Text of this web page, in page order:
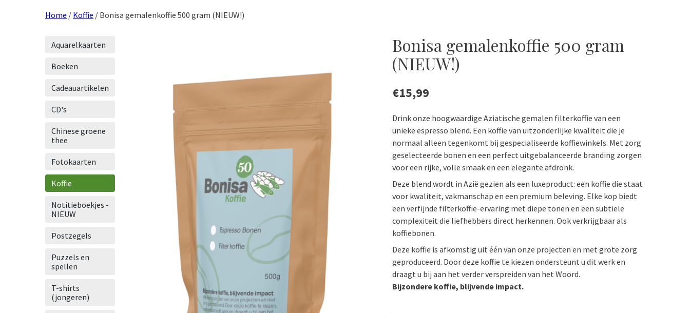
Home / Koffie / Bonisa gemalenkoffie 500 gram (NIEUW!)
Aquarelkaarten
Boeken
Cadeauartikelen
CD's
Chinese groene
thee
Fotokaarten
Koffie
Notitieboekjes -
NIEUW
Postzegels
Puzzels en
spellen
T-shirts
(jongeren)
Bonisa gemalenkoffie 500 gram
(NIEUW!)
€15,99
Drink onze hoogwaardige Aziatische gemalen filterkoffie van een
unieke espresso blend. Een koffie van uitzonderlijke kwaliteit die je
normaal alleen tegenkomt bij gespecialiseerde koffiewinkels. Met zorg
geselecteerde bonen en een perfect uitgebalanceerde branding zorgen
voor een rijke, volle smaak en een elegante afdronk.
Deze blend wordt in Azië gezien als een luxeproduct: een koffie die staat
voor kwaliteit, vakmanschap en een premium beleving. Elke kop biedt
een verfijnde filterkoffie-ervaring met diepe tonen en een subtiele
complexiteit die liefhebbers direct herkennen. Ook verkrijgbaar als
koffiebonen.
Deze koffie is afkomstig uit één van onze projecten en met grote zorg
geproduceerd. Door deze koffie te kiezen ondersteunt u dit werk en
draagt u bij aan het verder verspreiden van het Woord.
Bijzondere koffie, blijvende impact.